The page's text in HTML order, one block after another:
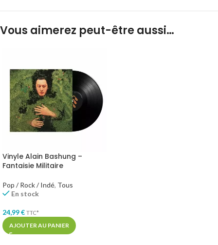
Vous aimerez peut-être aussi…
Vinyle Alain Bashung –
Fantaisie Militaire
Pop / Rock / Indé, Tous
En stock
24,99€ TTC*
AJOUTER AU PANIER